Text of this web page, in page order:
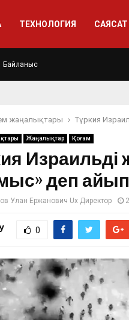
ТЕХНОЛОГИЯ САЯСАТ
Байланыс
жаңалықтары Түркия
Жаңалықтар Қоғам
Израильді
деп
Улан Ержанович Ux Директор
0